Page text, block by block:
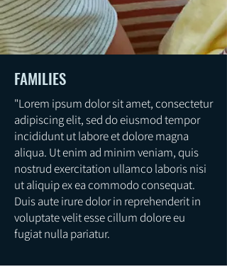
FAMILIES
"Lorem ipsum dolor sit amet, consectetur
adipiscing elit, sed do eiusmod tempor
incididunt ut labore et dolore magna
aliqua. Ut enim ad minim veniam, quis
nostrud exercitation ullamco laboris nisi
ut aliquip ex ea commodo consequat.
Duis aute irure dolor in reprehenderit in
voluptate velit esse cillum dolore eu
fugiat nulla pariatur.